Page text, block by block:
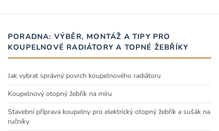
PORADNA: VÝBĚR, MONTÁŽ A TIPY PRO
KOUPELNOVÉ RADIÁTORY A TOPNÉ ŽEBŘÍKY
Jak vybrat správný povrch koupelnového radiátoru
Koupelnový otopný žebřík na míru
Stavební příprava koupelny pro elektrický otopný žebřík a sušák na
ručníky